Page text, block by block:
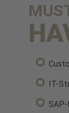
IT-